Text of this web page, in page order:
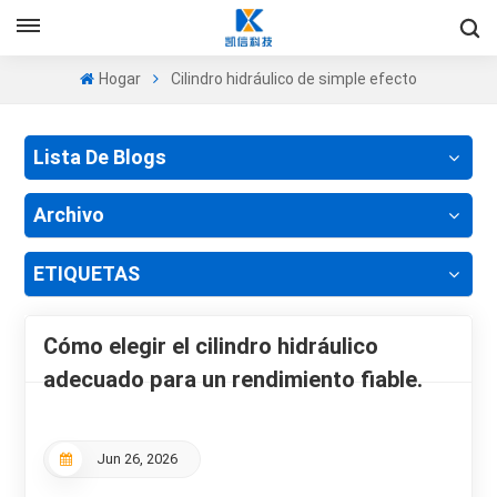
+86-13605525527
ar
Hogar Cilindro hidráulico de simple efecto
Lista De Blogs
Archivo
ETIQUETAS
Cómo elegir el cilindro hidráulico
adecuado para un rendimiento fiable.
Jun 26, 2026